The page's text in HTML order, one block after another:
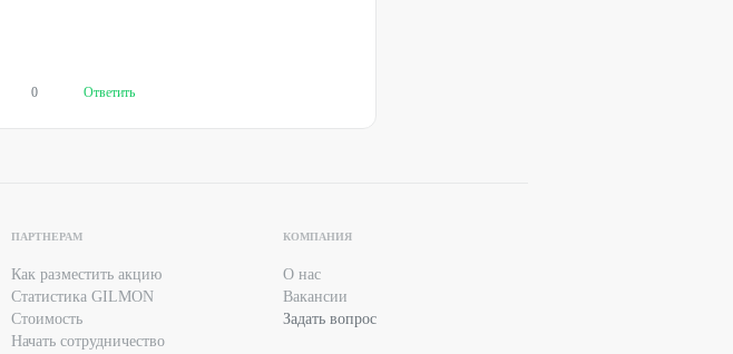
0 Ответить
ПАРТНЕРАМ
Как разместить акцию
Статистика GILMON
Стоимость
Начать сотрудничество
КОМПАНИЯ
О нас
Вакансии
Задать вопрос